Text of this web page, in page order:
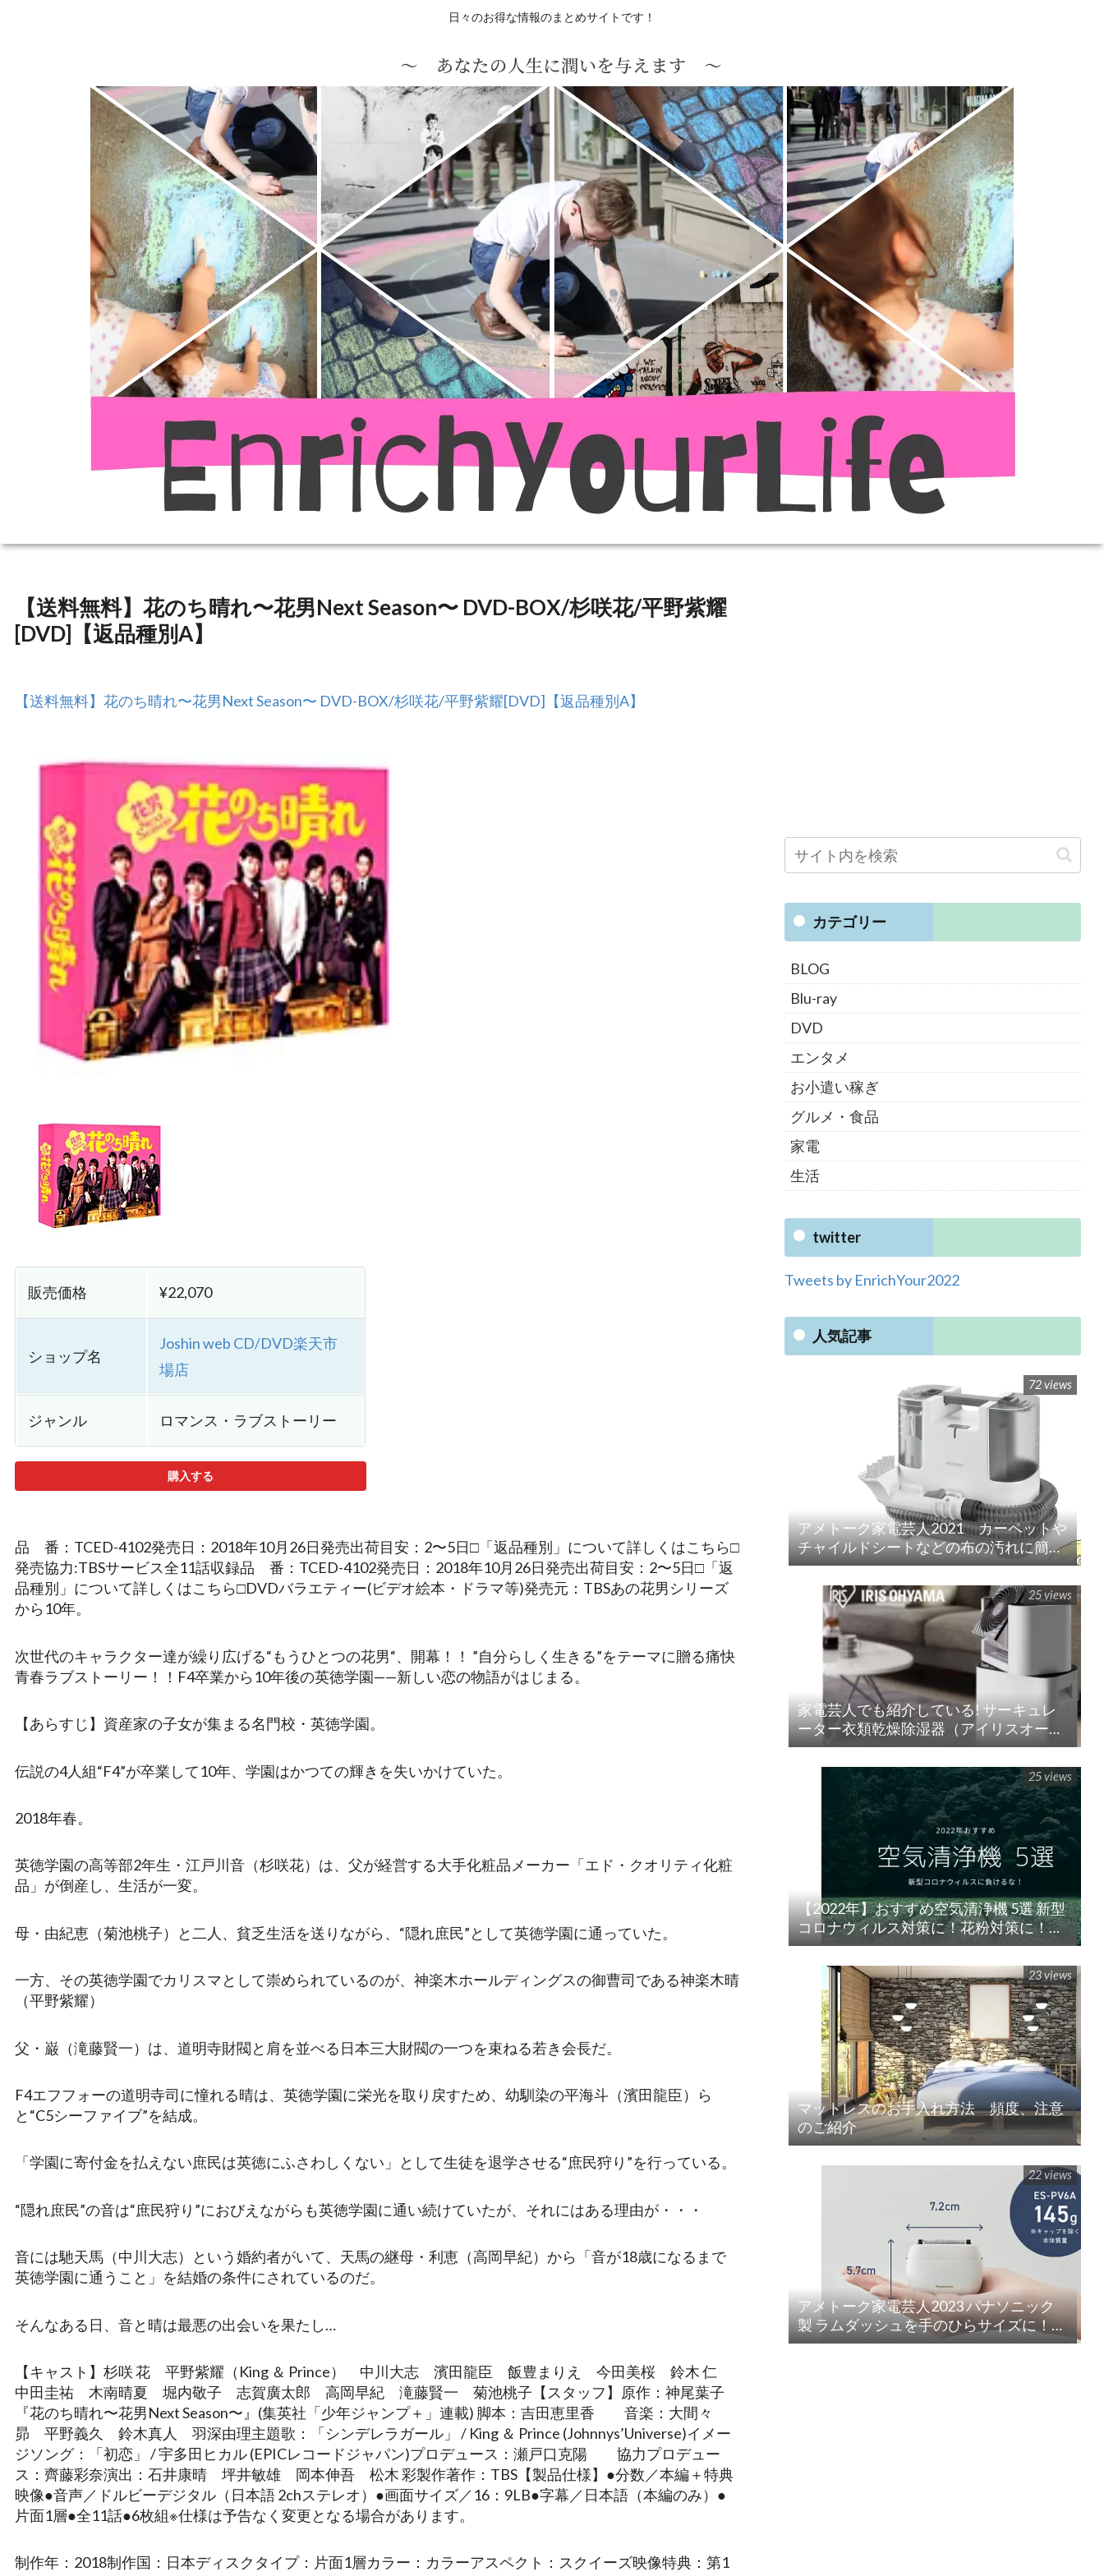
日々のお得な情報のまとめサイトです！
【送料無料】花のち晴れ〜花男Next Season〜 DVD-BOX/杉咲花/平野紫耀
[DVD]【返品種別A】
【送料無料】花のち晴れ〜花男Next Season〜 DVD-BOX/杉咲花/平野紫耀[DVD]【返品種別A】
販売価格 ¥22,070
ショップ名
Joshin web CD/DVD楽天市
場店
ジャンル ロマンス・ラブストーリー
購入する
品 番：TCED-4102発売日：2018年10月26日発売出荷目安：2〜5日□「返品種別」について詳しくはこちら□
発売協力:TBSサービス全11話収録品 番：TCED-4102発売日：2018年10月26日発売出荷目安：2〜5日□「返
品種別」について詳しくはこちら□DVDバラエティー(ビデオ絵本・ドラマ等)発売元：TBSあの花男シリーズ
から10年。
次世代のキャラクター達が繰り広げる“もうひとつの花男“、開幕！！ ”自分らしく生きる”をテーマに贈る痛快
青春ラブストーリー！！F4卒業から10年後の英徳学園——新しい恋の物語がはじまる。
【あらすじ】資産家の子女が集まる名門校・英徳学園。
伝説の4人組“F4”が卒業して10年、学園はかつての輝きを失いかけていた。
2018年春。
英徳学園の高等部2年生・江戸川音（杉咲花）は、父が経営する大手化粧品メーカー「エド・クオリティ化粧
品」が倒産し、生活が一変。
母・由紀恵（菊池桃子）と二人、貧乏生活を送りながら、“隠れ庶民”として英徳学園に通っていた。
一方、その英徳学園でカリスマとして崇められているのが、神楽木ホールディングスの御曹司である神楽木晴
（平野紫耀）
父・巌（滝藤賢一）は、道明寺財閥と肩を並べる日本三大財閥の一つを束ねる若き会長だ。
F4エフフォーの道明寺司に憧れる晴は、英徳学園に栄光を取り戻すため、幼馴染の平海斗（濱田龍臣）ら
と“C5シーファイブ”を結成。
「学園に寄付金を払えない庶民は英徳にふさわしくない」として生徒を退学させる“庶民狩り”を行っている。
“隠れ庶民”の音は“庶民狩り”におびえながらも英徳学園に通い続けていたが、それにはある理由が・・・
音には馳天馬（中川大志）という婚約者がいて、天馬の継母・利恵（高岡早紀）から「音が18歳になるまで
英徳学園に通うこと」を結婚の条件にされているのだ。
そんなある日、音と晴は最悪の出会いを果たし…
【キャスト】杉咲 花 平野紫耀（King ＆ Prince） 中川大志 濱田龍臣 飯豊まりえ 今田美桜 鈴木 仁
中田圭祐 木南晴夏 堀内敬子 志賀廣太郎 高岡早紀 滝藤賢一 菊池桃子【スタッフ】原作：神尾葉子
『花のち晴れ〜花男Next Season〜』(集英社「少年ジャンプ＋」連載) 脚本：吉田恵里香 音楽：大間々
昴 平野義久 鈴木真人 羽深由理主題歌：「シンデレラガール」 / King ＆ Prince (Johnnys’Universe)イメー
ジソング：「初恋」 / 宇多田ヒカル (EPICレコードジャパン)プロデュース：瀬戸口克陽 協力プロデュー
ス：齊藤彩奈演出：石井康晴 坪井敏雄 岡本伸吾 松木 彩製作著作：TBS【製品仕様】●分数／本編＋特典
映像●音声／ドルビーデジタル（日本語 2chステレオ）●画面サイズ／16：9LB●字幕／日本語（本編のみ）●
片面1層●全11話●6枚組※仕様は予告なく変更となる場合があります。
制作年：2018制作国：日本ディスクタイプ：片面1層カラー：カラーアスペクト：スクイーズ映像特典：第1
カテゴリー
BLOG
Blu-ray
DVD
エンタメ
お小遣い稼ぎ
グルメ・食品
家電
生活
twitter
Tweets by EnrichYour2022
人気記事
アメトーク家電芸人2021 カーペットや
チャイルドシートなどの布の汚れに簡単
水洗い！「リンサークリーナー(RNS-
P10-W)」
72 views
家電芸人でも紹介している! サーキュレ
ーター衣類乾燥除湿器（アイリスオーヤ
マ）!!の紹介
25 views
【2022年】おすすめ空気清浄機 5選 新型
コロナウィルス対策に！花粉対策に！
楽天/Amazon/Yahoo/PayPay
25 views
マットレスのお手入れ方法 頻度、注意
のご紹介
23 views
アメトーク家電芸人2023 パナソニック
製 ラムダッシュを手のひらサイズに！
ラムダッシュ パームイン5枚刃(ES-PV3A-
22 views